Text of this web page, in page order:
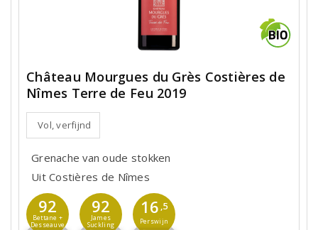
Château Mourgues du Grès Costières de
Nîmes Terre de Feu 2019
Vol, verfijnd
Grenache van oude stokken
Uit Costières de Nîmes
92
Bettane +
Desseauve
92
James
Suckling
16 ,5
Perswijn